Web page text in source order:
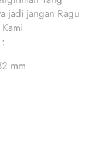
jadi jangan Ragu
mm